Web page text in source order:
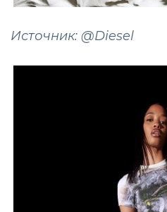
Источник: @Diesel